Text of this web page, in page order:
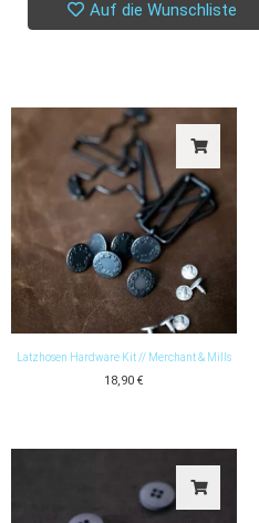
Auf die Wunschliste
Latzhosen Hardware Kit // Merchant & Mills
18,90 €